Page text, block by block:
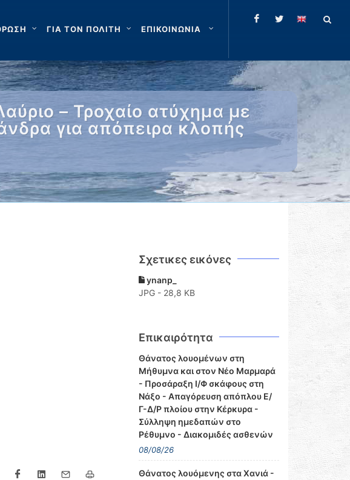
ΓΙΑ ΤΟΝ ΠΟΛΙΤΗ ΕΠΙΚΟΙΝΩΝΙΑ
– Τροχαίο ατύχημα με
για απόπειρα κλοπής
Σχετικες εικόνες
ynanp_
JPG - 28,8 KB
Επικαιρότητα
Θάνατος λουομένων στη
Μήθυμνα και στον Νέο Μαρμαρά
- Προσάραξη Ι/Φ σκάφους στη
Νάξο - Απαγόρευση απόπλου Ε/
Γ-Δ/Ρ πλοίου στην Κέρκυρα -
Σύλληψη ημεδαπών στο
Ρέθυμνο - Διακομιδές ασθενών
08/08/26
Θάνατος λουόμενης στα Χανιά -